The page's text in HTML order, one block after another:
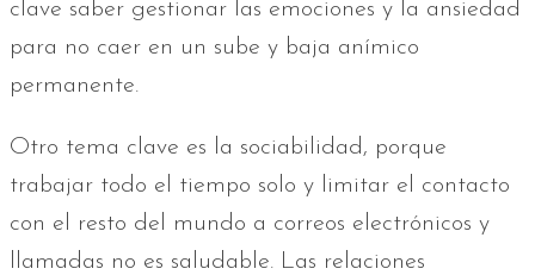
clave saber gestionar las emociones y la ansiedad
para no caer en un sube y baja anímico
permanente.
Otro tema clave es la sociabilidad, porque
trabajar todo el tiempo solo y limitar el contacto
con el resto del mundo a correos electrónicos y
llamadas no es saludable. Las relaciones